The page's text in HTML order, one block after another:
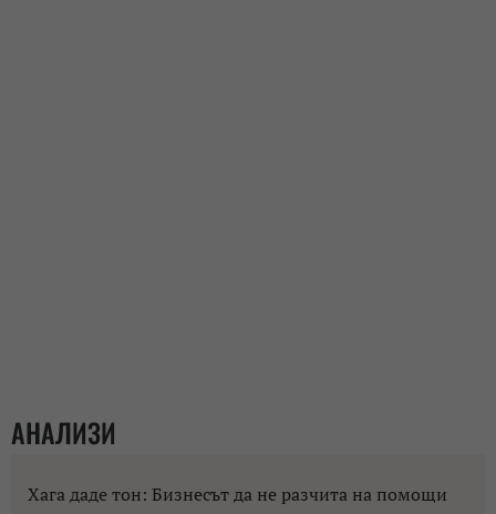
АНАЛИЗИ
Хага даде тон: Бизнесът да не разчита на помощи